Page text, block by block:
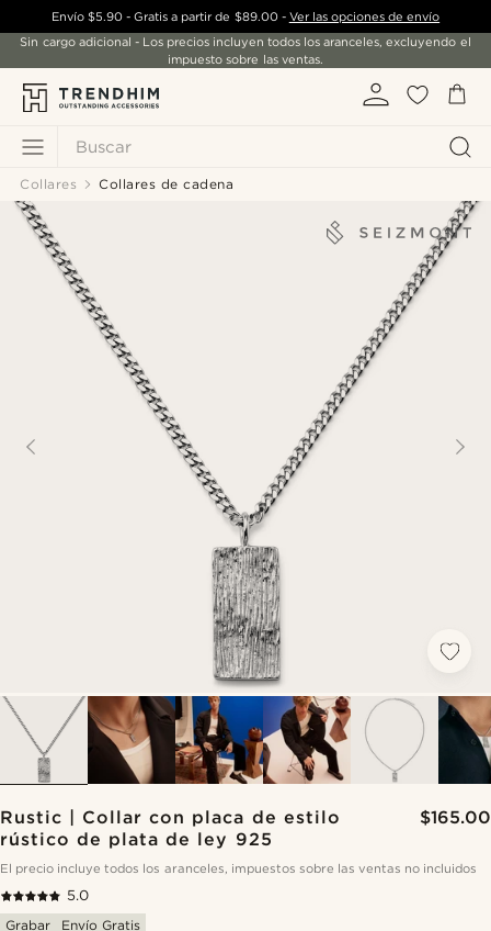
Buscar
Envío $5.90- Gratis a partir de $89.00- Ver las opciones de envío
Sin cargo adicional - Los precios incluyen todos los aranceles, excluyendo el
impuesto sobre las ventas.
Collares Collares de cadena
Rustic | Collar con placa de estilo
rústico de plata de ley 925
$165.00
El precio incluye todos los aranceles, impuestos sobre las ventas no incluidos
5.0
Grabar
Envío Gratis